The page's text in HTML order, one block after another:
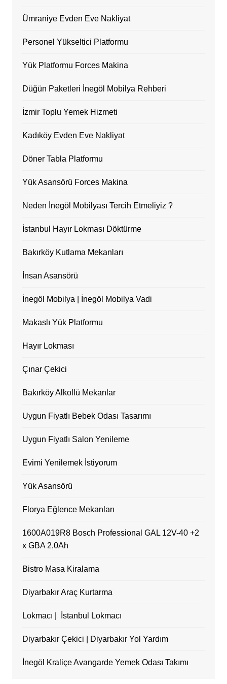
Ümraniye Evden Eve Nakliyat
Personel Yükseltici Platformu
Yük Platformu Forces Makina
Düğün Paketleri İnegöl Mobilya Rehberi
İzmir Toplu Yemek Hizmeti
Kadıköy Evden Eve Nakliyat
Döner Tabla Platformu
Yük Asansörü Forces Makina
Neden İnegöl Mobilyası Tercih Etmeliyiz ?
İstanbul Hayır Lokması Döktürme
Bakırköy Kutlama Mekanları
İnsan Asansörü
İnegöl Mobilya | İnegöl Mobilya Vadi
Makaslı Yük Platformu
Hayır Lokması
Çınar Çekici
Bakırköy Alkollü Mekanlar
Uygun Fiyatlı Bebek Odası Tasarımı
Uygun Fiyatlı Salon Yenileme
Evimi Yenilemek İstiyorum
Yük Asansörü
Florya Eğlence Mekanları
1600A019R8 Bosch Professional GAL 12V-40 +2
x GBA 2,0Ah
Bistro Masa Kiralama
Diyarbakır Araç Kurtarma
Lokmacı | İstanbul Lokmacı
Diyarbakır Çekici | Diyarbakır Yol Yardım
İnegöl Kraliçe Avangarde Yemek Odası Takımı